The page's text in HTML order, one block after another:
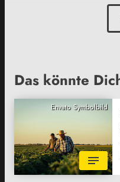
Das könnte
Envato Symbolbild